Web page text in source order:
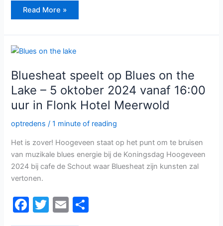
c
o
o
k
itt
Read More »
Bluesheat speelt op Blues on the
Lake – 5 oktober 2024 vanaf 16:00
uur in Flonk Hotel Meerwold
optredens /1 minute of reading
Het is zover! Hoogeveen staat op het punt om te bruisen
van muzikale blues energie bij de Koningsdag Hoogeveen
2024 bij cafe de Schout waar Bluesheat zijn kunsten zal
vertonen.
F
T
E
Bluesheat
speelt
Blues
on
the
Lake
–
5
oktober
vanaf
uur
in
Flonk
Hotel
Meerwold